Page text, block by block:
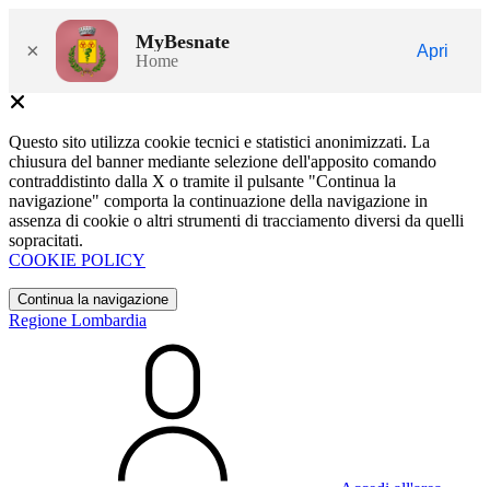
× MyBesnate
Home
Apri
Questo sito utilizza cookie tecnici e statistici anonimizzati. La
chiusura del banner mediante selezione dell'apposito comando
contraddistinto dalla X o tramite il pulsante "Continua la
navigazione" comporta la continuazione della navigazione in
assenza di cookie o altri strumenti di tracciamento diversi da quelli
sopracitati.
COOKIE POLICY
Continua la navigazione
Regione Lombardia